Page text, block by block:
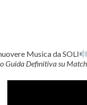
Musica da SOLI
Guida Definitiva su